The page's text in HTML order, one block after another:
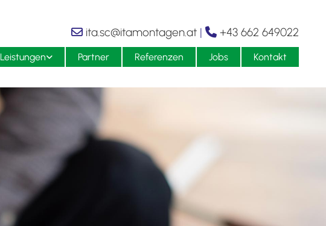
 ita.sc@itamontagen.at|  +43 662 649022
Leistungen Partner Referenzen Jobs Kontakt